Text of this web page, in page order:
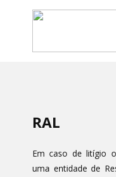
RAL
Em caso de litígio
uma entidade de